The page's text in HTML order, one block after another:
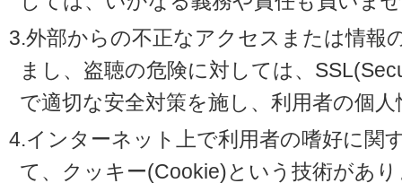
3.外部からの不正なアクセスまたは情報
まし、盗聴の危険に対しては、
で適切な安全対策を施し、利用者の個
4.インターネット上で利用者の嗜好に関
て、クッキー(Cookie)という技術があ